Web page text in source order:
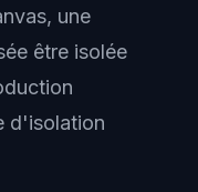
une
être isolée
d'isolation